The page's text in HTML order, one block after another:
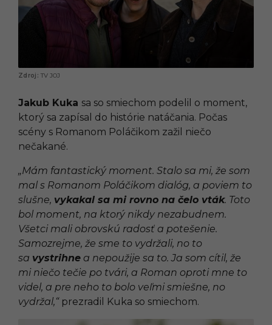
TV JOJ
Jakub Kuka sa so smiechom podelil o moment,
ktorý sa zapísal do histórie natáčania. Počas
scény s Romanom Poláčikom zažil niečo
nečakané.
​„Mám fantastický moment. Stalo sa mi, že som
mal s Romanom Poláčikom dialóg, a poviem to
slušne, vykakal sa mi rovno na čelo vták. Toto
bol moment, na ktorý nikdy nezabudnem.
Všetci mali obrovskú radosť a potešenie.
Samozrejme, že sme to vydržali, no to
sa vystrihne a nepoužije sa to. Ja som cítil, že
mi niečo tečie po tvári, a Roman oproti mne to
videl, a pre neho to bolo veľmi smiešne, no
vydržal,“prezradil Kuka so smiechom.